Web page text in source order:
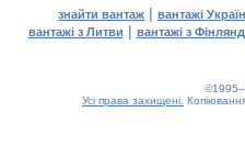
знайти вантаж | вантажі
вантажі з Литви | вантажі з
Усі права захищені.